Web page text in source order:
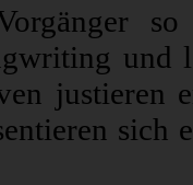
justieren